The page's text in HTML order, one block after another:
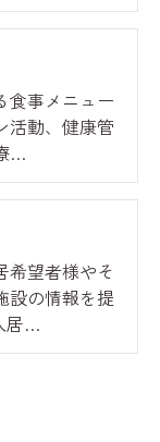
食事メニュー
活動、健康管
…
希望者様やそ
設の情報を提
居…